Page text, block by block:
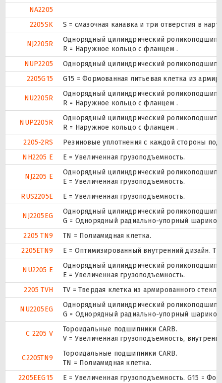
NA2205
2205SK
S = смазочная канавка и три отверстия в
NJ2205R
Однорядный цилиндрический
R = Наружное кольцо с фланцем .
NUP2205
Однорядный цилиндрический
2205G15
G15 = Формованная литьевая клетка из
NU2205R
Однорядный цилиндрический
R = Наружное кольцо с фланцем .
NUP2205R
Однорядный цилиндрический
R = Наружное кольцо с фланцем .
2205-2RS
Резиновые уплотнения с каждой стороны
NH2205 E
Е = Увеличенная грузоподъемность.
NJ2205 E
Однорядный цилиндрический
Е = Увеличенная грузоподъемность.
RUS2205E
Е = Увеличенная грузоподъемность.
NJ2205EG
Однорядный цилиндрический
G = Однорядный радиально-упорный
2205 TN9
TN = Полиамидная клетка.
2205ETN9
E = Оптимизированный внутренний дизайн.
NU2205 E
Однорядный цилиндрический
Е = Увеличенная грузоподъемность.
2205 TVH
TV = Твердая клетка из армированного
NU2205EG
Однорядный цилиндрический
G = Однорядный радиально-упорный
C 2205 V
Тороидальные подшипники CARB.
V = Увеличенная грузоподъемность,
C2205TN9
Тороидальные подшипники CARB.
TN = Полиамидная клетка.
2205EEG15
E = Увеличенная грузоподъемность. G15 =